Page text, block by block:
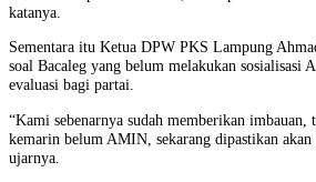
katanya.
Sementara itu Ketua DPW PKS Lampung
soal Bacaleg yang belum melakukan sosialisasi
evaluasi bagi partai.
“Kami sebenarnya sudah memberikan imbauan,
kemarin belum AMIN, sekarang dipastikan akan
ujarnya.